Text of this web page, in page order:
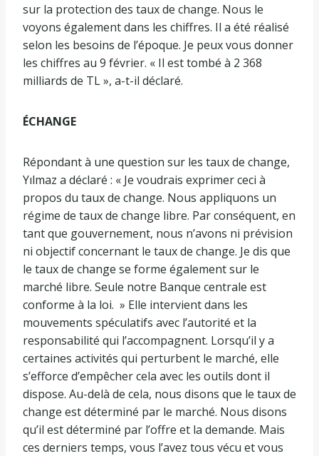
sur la protection des taux de change. Nous le
voyons également dans les chiffres. Il a été réalisé
selon les besoins de l’époque. Je peux vous donner
les chiffres au 9 février. « Il est tombé à 2 368
milliards de TL », a-t-il déclaré.
ÉCHANGE
Répondant à une question sur les taux de change,
Yılmaz a déclaré : « Je voudrais exprimer ceci à
propos du taux de change. Nous appliquons un
régime de taux de change libre. Par conséquent, en
tant que gouvernement, nous n’avons ni prévision
ni objectif concernant le taux de change. Je dis que
le taux de change se forme également sur le
marché libre. Seule notre Banque centrale est
conforme à la loi. » Elle intervient dans les
mouvements spéculatifs avec l’autorité et la
responsabilité qui l’accompagnent. Lorsqu’il y a
certaines activités qui perturbent le marché, elle
s’efforce d’empêcher cela avec les outils dont il
dispose. Au-delà de cela, nous disons que le taux de
change est déterminé par le marché. Nous disons
qu’il est déterminé par l’offre et la demande. Mais
ces derniers temps, vous l’avez tous vécu et vous